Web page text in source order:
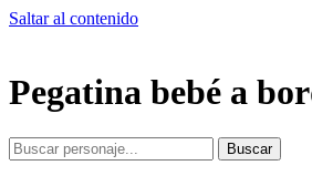
Saltar al contenido
Pegatina bebé a
Buscar